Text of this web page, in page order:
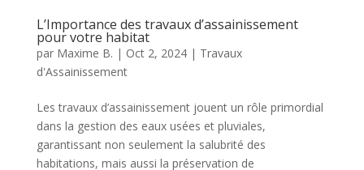
L’Importance des travaux d’assainissement
pour votre habitat
par Maxime B. | Oct 2, 2024| Travaux
d'Assainissement
Les travaux d’assainissement jouent un rôle primordial
dans la gestion des eaux usées et pluviales,
garantissant non seulement la salubrité des
habitations, mais aussi la préservation de